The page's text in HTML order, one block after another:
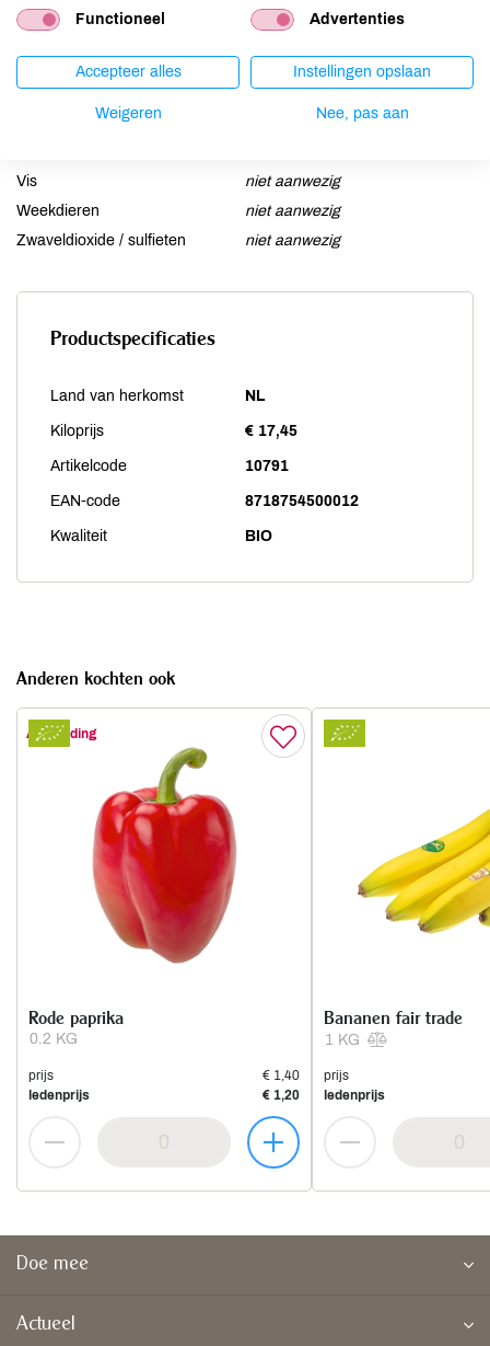
Mosterd
niet aanwezig
Schaaldieren
niet aanwezig
Selderij
niet aanwezig
niet aanwezig
Vis
niet aanwezig
Weekdieren
niet aanwezig
Zwaveldioxide / sulfieten
niet aanwezig
Productspecificaties
Land van herkomst NL
Kiloprijs € 17,45
Artikelcode 10791
EAN-code 8718754500012
Kwaliteit BIO
Anderen kochten ook
Aanbieding
0.2 KG
Rode paprika
prijs
€ 1,40
ledenprijs
€ 1,20
1 KG
Bananen fair trade
prijs
ledenprijs
Doe mee
Actueel
Functioneel Advertenties
Accepteer alles Instellingen opslaan
Weigeren Nee, pas aan